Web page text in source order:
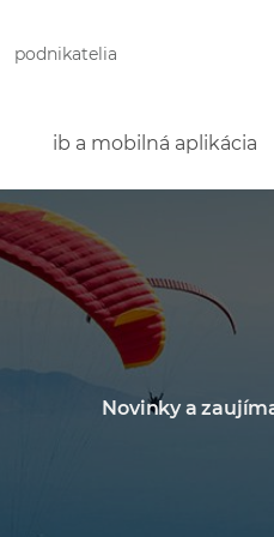
podnikatelia
ib a mobilná aplikácia
Novinky a